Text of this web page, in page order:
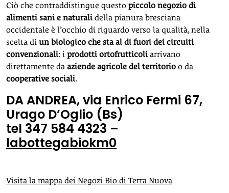
Ciò che contraddistingue questo piccolo negozio di
alimenti sani e naturali della pianura bresciana
occidentale è l’occhio di riguardo verso la qualità, nella
scelta di un biologico che sta al di fuori dei circuiti
convenzionali: i prodotti ortofrutticoli arrivano
direttamente da aziende agricole del territorio o da
cooperative sociali.
DA ANDREA, via Enrico Fermi 67,
Urago D’Oglio (Bs)
tel 347 584 4323 –
labottegabiokm0
Visita la mappa dei Negozi Bio di Terra Nuova